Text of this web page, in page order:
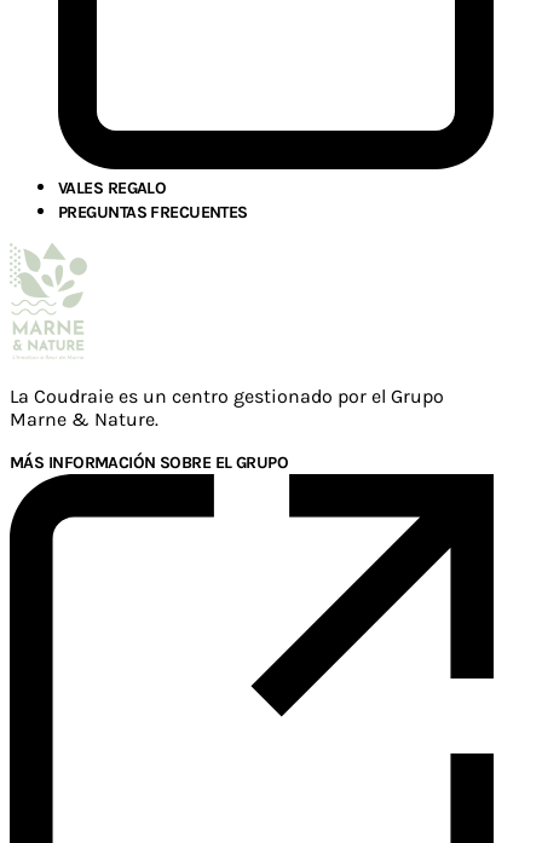
VALES REGALO
PREGUNTAS FRECUENTES
La Coudraie es un centro gestionado por el Grupo
Marne & Nature.
MÁS INFORMACIÓN SOBRE EL GRUPO